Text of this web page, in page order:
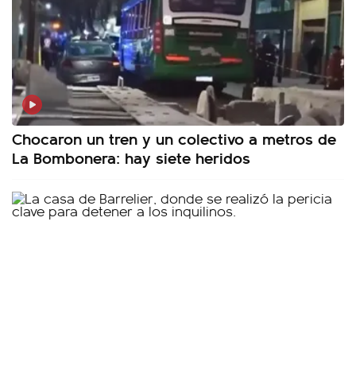
Chocaron un tren y un colectivo a metros de
La Bombonera: hay siete heridos